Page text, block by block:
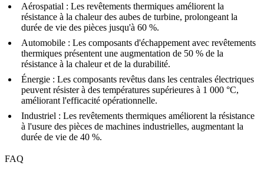
Aérospatial : Les revêtements thermiques améliorent la
résistance à la chaleur des aubes de turbine, prolongeant la
durée de vie des pièces jusqu'à 60 %.
Automobile : Les composants d'échappement avec revêtements
thermiques présentent une augmentation de 50 % de la
résistance à la chaleur et de la durabilité.
Énergie : Les composants revêtus dans les centrales électriques
peuvent résister à des températures supérieures à 1 000 °C,
améliorant l'efficacité opérationnelle.
Industriel : Les revêtements thermiques améliorent la résistance
à l'usure des pièces de machines industrielles, augmentant la
durée de vie de 40 %.
FAQ